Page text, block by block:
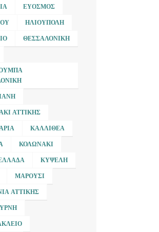
ΕΎΟΣΜΟΣ
ΗΛΙΟΎΠΟΛΗ
ΘΕΣΣΑΛΟΝΊΚΗ
ΑΤΤΙΚΉΣ
ΚΑΛΛΙΘΈΑ
ΚΟΛΩΝΆΚΙ
ΚΥΨΈΛΗ
ΜΑΡΟΎΣΙ
ΑΤΤΙΚΉΣ